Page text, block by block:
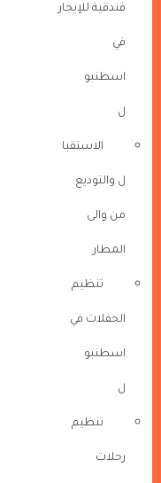
فندقية للإيجار
في
اسطنبو
ل
الاستقبا
ل والتوديع
من والى
المطار
تنظيم
الحفلات في
اسطنبو
ل
تنظيم
رحلات